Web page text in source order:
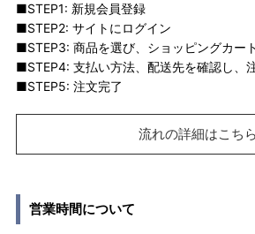
■STEP1: 新規会員登録
■STEP2: サイトにログイン
■STEP3: 商品を選び、ショッピングカー
■STEP4: 支払い方法、配送先を確認し、
■STEP5: 注文完了
流れの詳細はこちら
営業時間について